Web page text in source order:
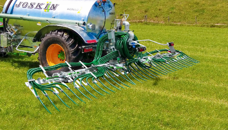
Eesti keel
Slovenija
Lietuvių kalba
Česká republika